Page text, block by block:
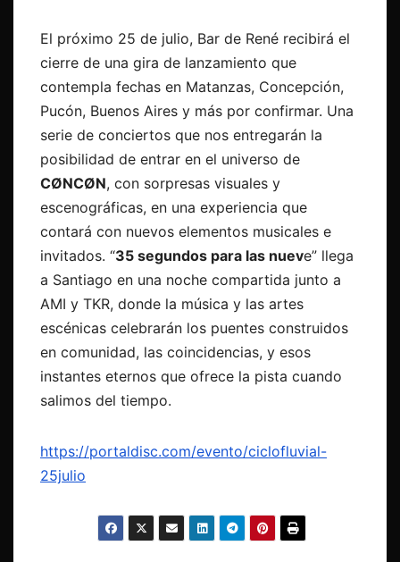
El próximo 25 de julio, Bar de René recibirá el
cierre de una gira de lanzamiento que
contempla fechas en Matanzas, Concepción,
Pucón, Buenos Aires y más por confirmar. Una
serie de conciertos que nos entregarán la
posibilidad de entrar en el universo de
CØNCØN, con sorpresas visuales y
escenográficas, en una experiencia que
contará con nuevos elementos musicales e
invitados. “35 segundos para las nueve” llega
a Santiago en una noche compartida junto a
AMI y TKR, donde la música y las artes
escénicas celebrarán los puentes construidos
en comunidad, las coincidencias, y esos
instantes eternos que ofrece la pista cuando
salimos del tiempo.
https://portaldisc.com/evento/ciclofluvial-
25julio